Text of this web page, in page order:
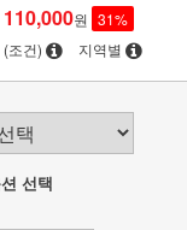
110,000원 31%
(조건) 지역별
선택